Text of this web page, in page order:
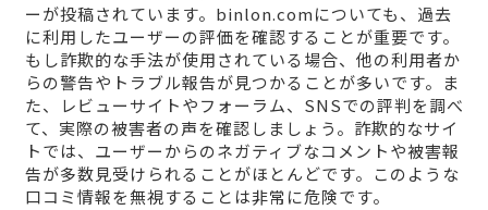
ーが投稿されています。binlon.comについても、過去
に利用したユーザーの評価を確認することが重要です。
もし詐欺的な手法が使用されている場合、他の利用者か
らの警告やトラブル報告が見つかることが多いです。ま
た、レビューサイトやフォーラム、SNSでの評判を調べ
て、実際の被害者の声を確認しましょう。詐欺的なサイ
トでは、ユーザーからのネガティブなコメントや被害報
告が多数見受けられることがほとんどです。このような
口コミ情報を無視することは非常に危険です。